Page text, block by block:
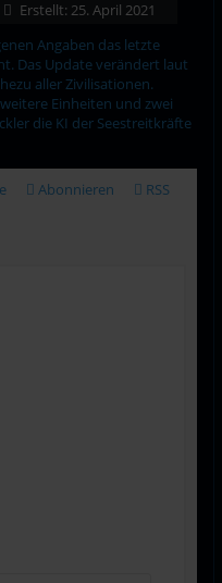
Erstellt: 25. April 2021
Angaben das letzte
Das Update verändert laut
aller Zivilisationen.
Einheiten und zwei
die KI der Seestreitkräfte
Abonnieren RSS